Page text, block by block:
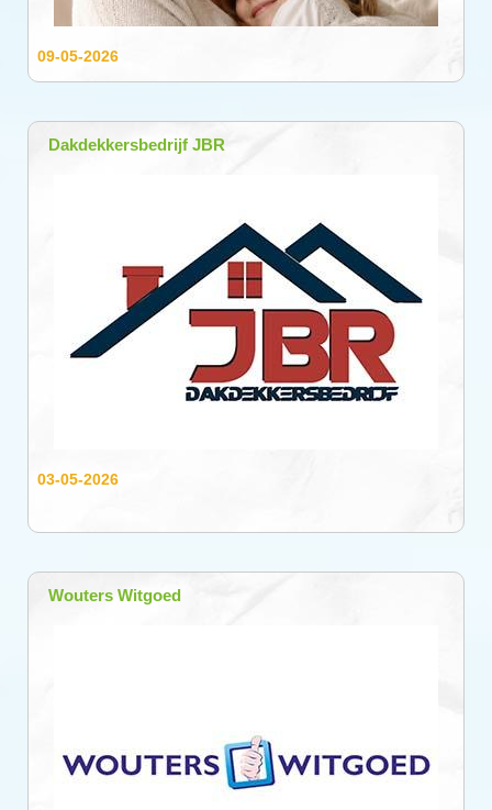
09-05-2026
Dakdekkersbedrijf JBR
03-05-2026
Wouters Witgoed